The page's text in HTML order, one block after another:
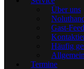
Über uns
Gast-
Häufig
Termine